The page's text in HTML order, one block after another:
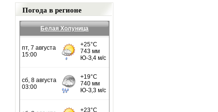
Погода в регионе
Белая Холуница